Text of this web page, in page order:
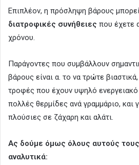
Επιπλέον, η πρόσληψη βάρους
διατροφικές συνήθειες που έχετε
χρόνου.
Παράγοντες που συμβάλλουν
βάρους είναι α. το να τρώτε
τροφές που έχουν υψηλό
πολλές θερμίδες ανά γραμμάριο, και
πλούσιες σε ζάχαρη και αλάτι.
Ας δούμε όμως όλους αυτούς
αναλυτικά: